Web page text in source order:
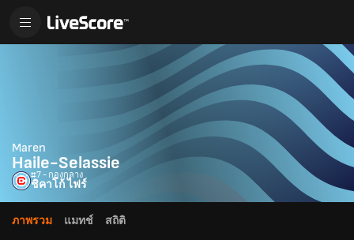
Maren
Haile-Selassie
#7 - กองกลาง
ชิคาโก้ ไฟร์
ภาพรวม แมทช์ สถิติ